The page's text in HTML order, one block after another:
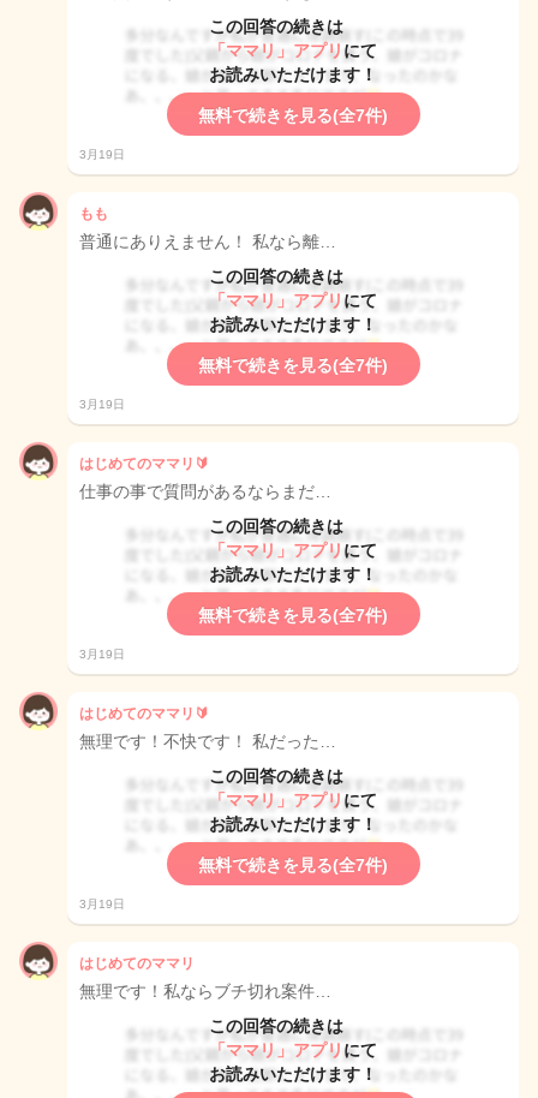
この回答の続きは
「ママリ」アプリ にて
お読みいただけます！
無料で続きを見る(全7件)
3月19日
もも
普通にありえません！ 私なら離…
この回答の続きは
「ママリ」アプリ にて
お読みいただけます！
無料で続きを見る(全7件)
3月19日
はじめてのママリ🔰
仕事の事で質問があるならまだ…
この回答の続きは
「ママリ」アプリ にて
お読みいただけます！
無料で続きを見る(全7件)
3月19日
はじめてのママリ🔰
無理です！不快です！ 私だった…
この回答の続きは
「ママリ」アプリ にて
お読みいただけます！
無料で続きを見る(全7件)
3月19日
はじめてのママリ
無理です！私ならブチ切れ案件…
この回答の続きは
「ママリ」アプリ にて
お読みいただけます！